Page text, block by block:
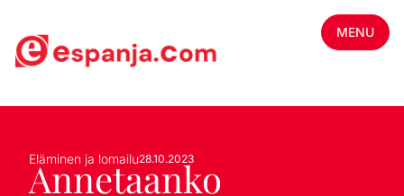
MENU
Eläminen ja lomailu28.10.2023
Annetaanko